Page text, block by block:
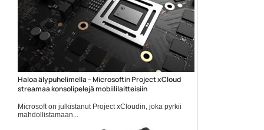
Haloa älypuhelimella – Microsoftin Project xCloud
streamaa konsolipelejä mobiililaitteisiin
Microsoft on julkistanut Project xCloudin, joka pyrkii
mahdollistamaan...